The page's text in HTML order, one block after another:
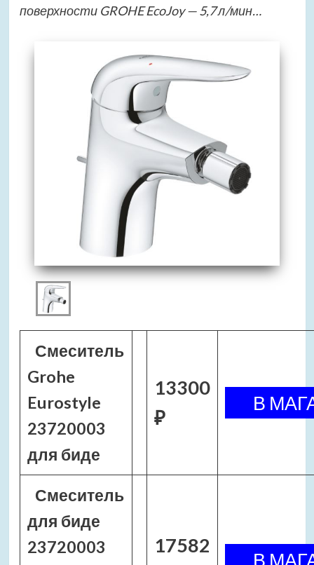
поверхности GROHE EcoJoy — 5,7 л/мин…
Смеситель
Grohe
Eurostyle
23720003
для биде
13300
₽
Смеситель
для биде
23720003
17582